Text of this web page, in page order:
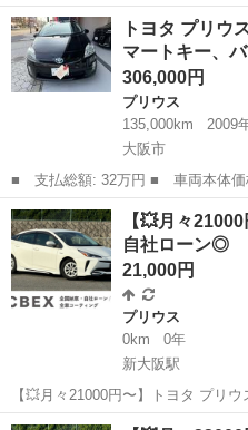
自社ローン◎｜ 「自社ローン」「信用回復ローン」多数ローンのお取
り扱いございます💡 ⚠当店へのお問い合わせ・審査・ご案内は、下記
のL...
大阪 大阪市 新大阪駅
トヨタ プリ
マートキー、
306,000円
プリウス
135,000km
2009
大阪市
■ 支払総額: 32万円 ■ 車両本体価格： 306,000 円 ■ メーカー
名： トヨタ ■ 車種名： プリ
ヘッドライト、スマートキー、バ
量： 1800...
大阪 大阪市 プリウス
【💥月々
自社ローン◎
21,000円
プリウス
0km
0年
新大阪駅
【💥月々21000円〜】トヨタ プリウス
ーン」「信用回復ローン」多数ロー
大阪 大阪市 新大阪駅